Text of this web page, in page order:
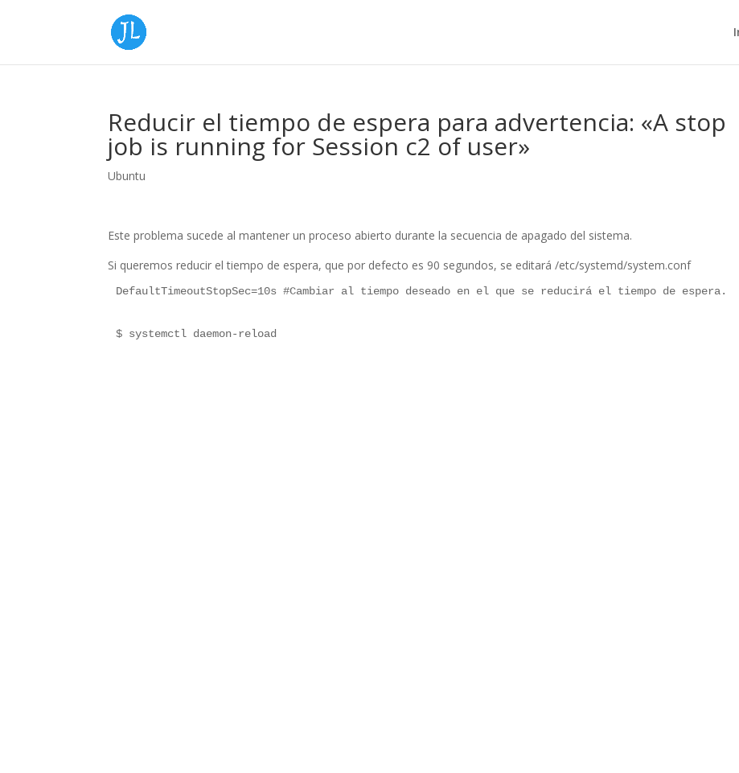
Reducir el tiempo de espera para advertencia: «A stop
job is running for Session c2 of user»
Ubuntu
Este problema sucede al mantener un proceso abierto durante la secuencia de apagado del sistema.
Si queremos reducir el tiempo de espera, que por defecto es 90 segundos, se editará /etc/systemd/system.conf
DefaultTimeoutStopSec=10s #Cambiar al tiempo deseado en el que se reducirá el tiempo de espera.
$ systemctl daemon-reload